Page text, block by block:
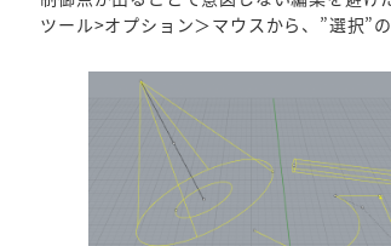
ツール>オプション＞マウスから、”選択”